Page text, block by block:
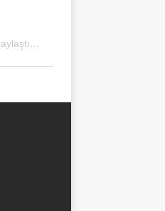
Parfüm Kodlari (@parfumkodlari)'in paylaştığı bir gönderi